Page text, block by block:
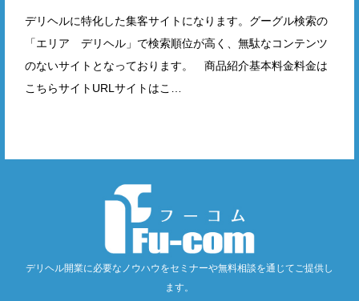
デリヘルに特化した集客サイトになります。グーグル検索の
「エリア デリヘル」で検索順位が高く、無駄なコンテンツ
のないサイトとなっております。 商品紹介基本料金料金は
こちらサイトURLサイトはこ…
デリヘル開業に必要なノウハウをセミナーや無料相談を通じてご提供し
ます。